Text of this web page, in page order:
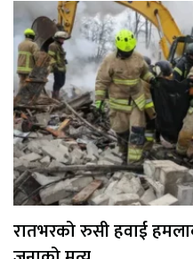
रातभरको रुसी हवाई